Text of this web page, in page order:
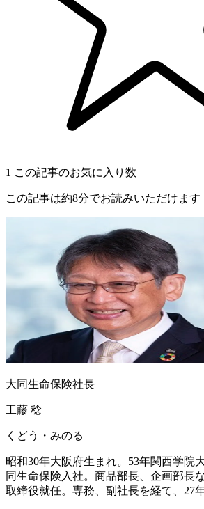
1 この記事のお気に入り数
この記事は約8分でお読みいただけます
大同生命保険社長
工藤 稔
くどう・みのる
昭和30年大阪府生まれ。53年関西学院
同生命保険入社。商品部長、企画部長
取締役就任。専務、副社長を経て、27